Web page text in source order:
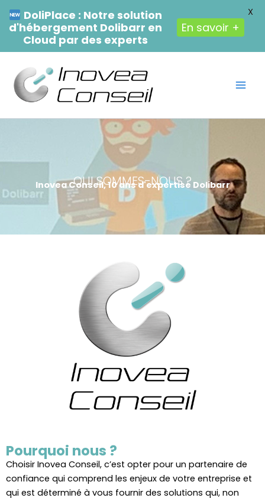
contenu
QUI SOMMES-NOUS ?
Inovea Conseil, 10 ans d'expertise Dolibarr
Pourquoi nous ?
Choisir Inovea Conseil, c’est opter pour un partenaire de
confiance qui comprend les enjeux de votre entreprise et
qui est déterminé à vous fournir des solutions qui, non
DoliPlace : Notre solution
d'hébergement Dolibarr en
Cloud par des experts
En savoir +
X